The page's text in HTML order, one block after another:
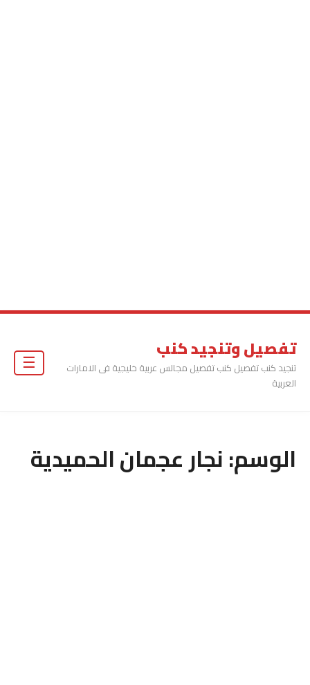
تفصيل وتنجيد كنب
تنجيد كنب تفصيل كنب تفصيل مجالس عربية خليجية فى الامارات
العربية
الوسم:نجار عجمان الحميدية